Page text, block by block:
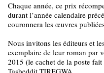
Chaque année, ce prix
durant l’année calendaire
couronnera les œuvres
Nous invitons les éditeurs et
exemplaire de leur roman par
2015 (le cachet de la poste